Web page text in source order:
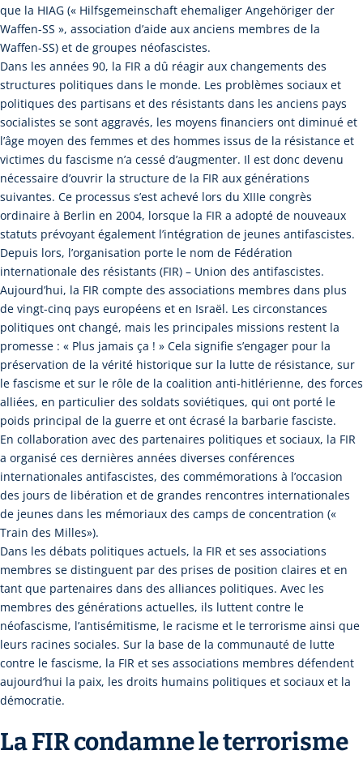
que la HIAG (« Hilfsgemeinschaft ehemaliger Angehöriger der
Waffen-SS », association d’aide aux anciens membres de la
Waffen-SS) et de groupes néofascistes.
Dans les années 90, la FIR a dû réagir aux changements des
structures politiques dans le monde. Les problèmes sociaux et
politiques des partisans et des résistants dans les anciens pays
socialistes se sont aggravés, les moyens financiers ont diminué et
l’âge moyen des femmes et des hommes issus de la résistance et
victimes du fascisme n’a cessé d’augmenter. Il est donc devenu
nécessaire d’ouvrir la structure de la FIR aux générations
suivantes. Ce processus s’est achevé lors du XIIIe congrès
ordinaire à Berlin en 2004, lorsque la FIR a adopté de nouveaux
statuts prévoyant également l’intégration de jeunes antifascistes.
Depuis lors, l’organisation porte le nom de Fédération
internationale des résistants (FIR) – Union des antifascistes.
Aujourd’hui, la FIR compte des associations membres dans plus
de vingt-cinq pays européens et en Israël. Les circonstances
politiques ont changé, mais les principales missions restent la
promesse : « Plus jamais ça ! » Cela signifie s’engager pour la
préservation de la vérité historique sur la lutte de résistance, sur
le fascisme et sur le rôle de la coalition anti-hitlérienne, des forces
alliées, en particulier des soldats soviétiques, qui ont porté le
poids principal de la guerre et ont écrasé la barbarie fasciste.
En collaboration avec des partenaires politiques et sociaux, la FIR
a organisé ces dernières années diverses conférences
internationales antifascistes, des commémorations à l’occasion
des jours de libération et de grandes rencontres internationales
de jeunes dans les mémoriaux des camps de concentration («
Train des Milles»).
Dans les débats politiques actuels, la FIR et ses associations
membres se distinguent par des prises de position claires et en
tant que partenaires dans des alliances politiques. Avec les
membres des générations actuelles, ils luttent contre le
néofascisme, l’antisémitisme, le racisme et le terrorisme ainsi que
leurs racines sociales. Sur la base de la communauté de lutte
contre le fascisme, la FIR et ses associations membres défendent
aujourd’hui la paix, les droits humains politiques et sociaux et la
démocratie.
La FIR condamne le terrorisme